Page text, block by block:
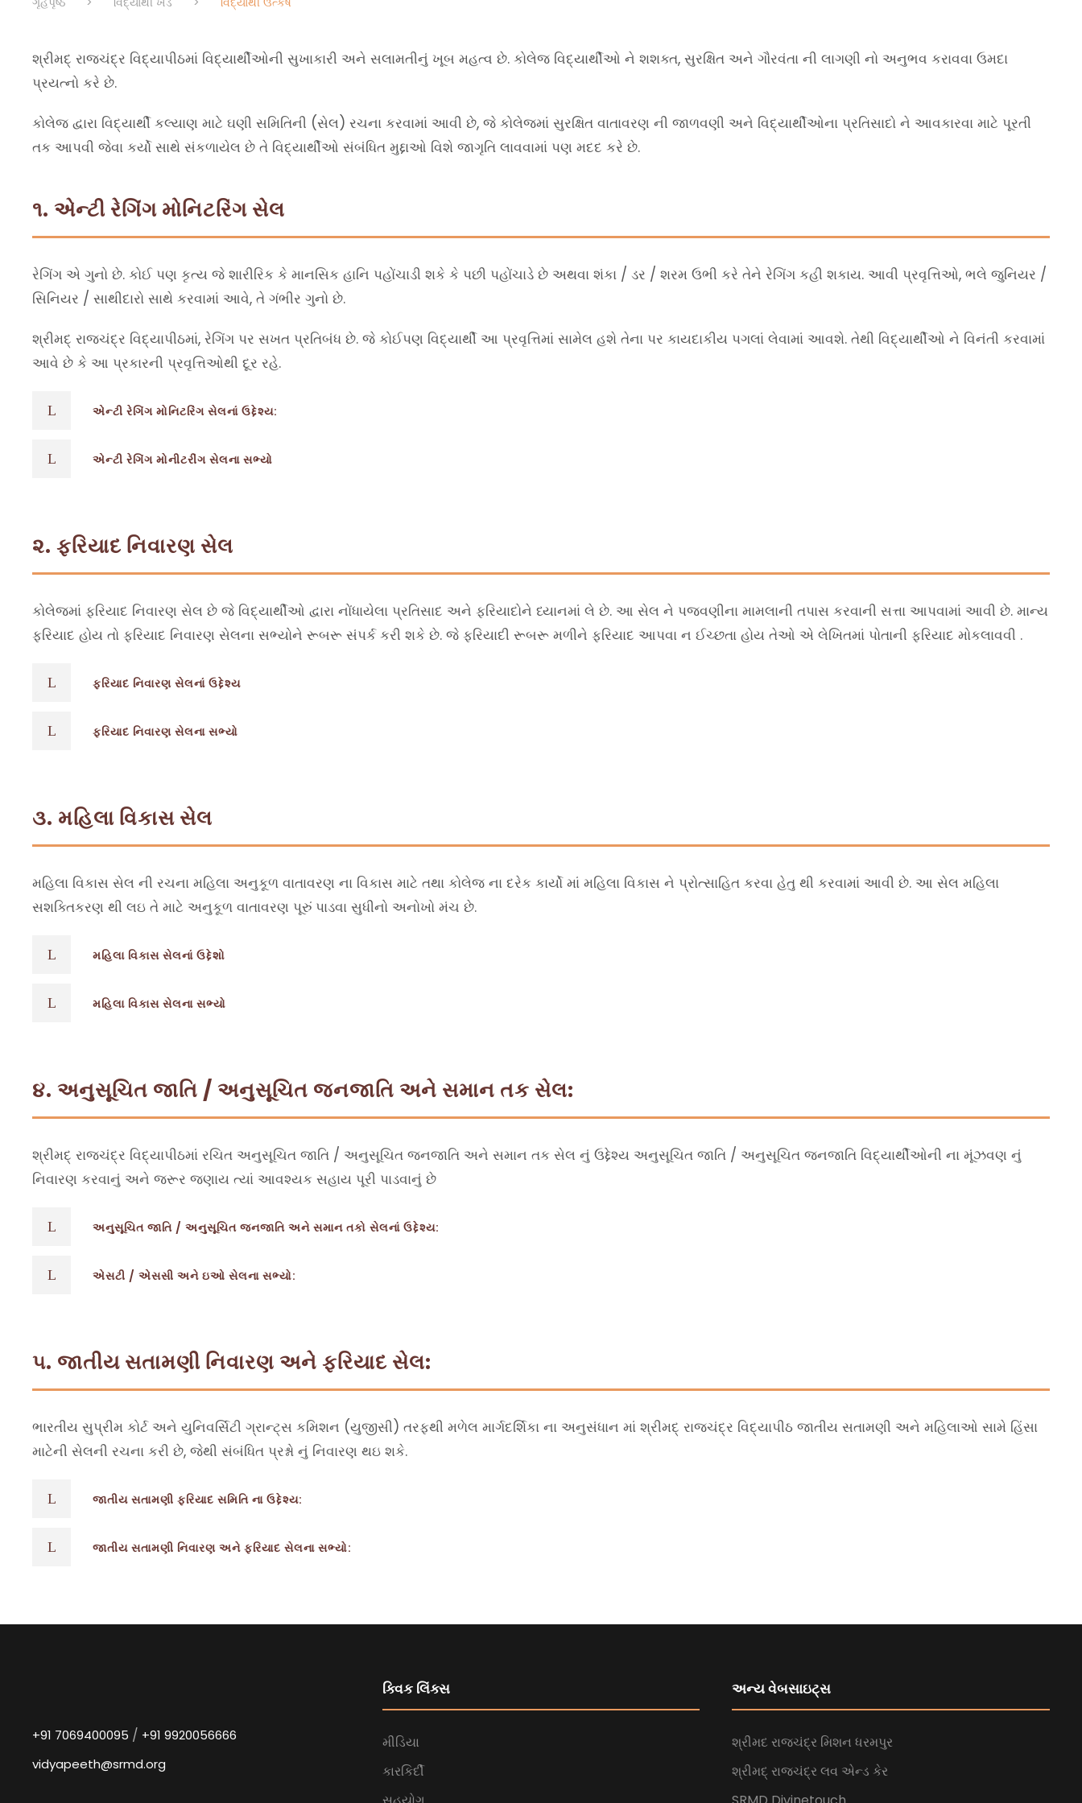
શ્રીમદ્ રાજચંદ્ર વિદ્યાપીઠમાં વિદ્યાર્થીઓની સુખાકારી અને સલામતીનું ખૂબ મહત્વ છે. કોલેજ વિદ્યાર્થીઓ ને શશક્ત, સુરક્ષિત અને ગૌરવંતા ની લાગણી નો અનુભવ કરાવવા ઉમદા
પ્રયત્નો કરે છે.
કોલેજ દ્વારા વિદ્યાર્થી કલ્યાણ માટે ઘણી સમિતિની (સેલ) રચના કરવામાં આવી છે, જે કોલેજમાં સુરક્ષિત વાતાવરણ ની જાળવણી અને વિદ્યાર્થીઓના પ્રતિસાદો ને આવકારવા માટે પૂરતી
તક આપવી જેવા કર્યો સાથે સંકળાયેલ છે તે વિદ્યાર્થીઓ સંબંધિત મુદ્દાઓ વિશે જાગૃતિ લાવવામાં પણ મદદ કરે છે.
૧. એન્ટી રેગિંગ મોનિટરિંગ સેલ
રેગિંગ એ ગુનો છે. કોઈ પણ કૃત્ય જે શારીરિક કે માનસિક હાનિ પહોંચાડી શકે કે પછી પહોંચાડે છે અથવા શંકા / ડર / શરમ ઉભી કરે તેને રેગિંગ કહી શકાય. આવી પ્રવૃત્તિઓ, ભલે જુનિયર /
સિનિયર / સાથીદારો સાથે કરવામાં આવે, તે ગંભીર ગુનો છે.
શ્રીમદ્ રાજચંદ્ર વિદ્યાપીઠમાં, રેગિંગ પર સખત પ્રતિબંધ છે. જે કોઈપણ વિદ્યાર્થી આ પ્રવૃત્તિમાં સામેલ હશે તેના પર કાયદાકીય પગલાં લેવામાં આવશે. તેથી વિદ્યાર્થીઓ ને વિનંતી કરવામાં
આવે છે કે આ પ્રકારની પ્રવૃત્તિઓથી દૂર રહે.
એન્ટી રેગિંગ મોનિટરિંગ સેલનાં ઉદ્દેશ્ય:
એન્ટી રેગિંગ મોનીટરીંગ સેલના સભ્યો
૨. ફરિયાદ નિવારણ સેલ
કોલેજમાં ફરિયાદ નિવારણ સેલ છે જે વિદ્યાર્થીઓ દ્વારા નોંધાયેલા પ્રતિસાદ અને ફરિયાદોને ધ્યાનમાં લે છે. આ સેલ ને પજવણીના મામલાની તપાસ કરવાની સત્તા આપવામાં આવી છે. માન્ય
ફરિયાદ હોય તો ફરિયાદ નિવારણ સેલના સભ્યોને રૂબરૂ સંપર્ક કરી શકે છે. જે ફરિયાદી રૂબરૂ મળીને ફરિયાદ આપવા ન ઈચ્છતા હોય તેઓ એ લેખિતમાં પોતાની ફરિયાદ મોકલાવવી .
ફરિયાદ નિવારણ સેલનાં ઉદ્દેશ્ય
ફરિયાદ નિવારણ સેલના સભ્યો
૩. મહિલા વિકાસ સેલ
મહિલા વિકાસ સેલ ની રચના મહિલા અનુકૂળ વાતાવરણ ના વિકાસ માટે તથા કોલેજ ના દરેક કાર્યો માં મહિલા વિકાસ ને પ્રોત્સાહિત કરવા હેતુ થી કરવામાં આવી છે. આ સેલ મહિલા
સશક્તિકરણ થી લઇ તે માટે અનુકૂળ વાતાવરણ પૂરું પાડવા સુધીનો અનોખો મંચ છે.
મહિલા વિકાસ સેલનાં ઉદ્દેશો
મહિલા વિકાસ સેલના સભ્યો
૪. અનુસૂચિત જાતિ / અનુસૂચિત જનજાતિ અને સમાન તક સેલ:
શ્રીમદ્ રાજચંદ્ર વિદ્યાપીઠમાં રચિત અનુસૂચિત જાતિ / અનુસૂચિત જનજાતિ અને સમાન તક સેલ નું ઉદ્દેશ્ય અનુસૂચિત જાતિ / અનુસૂચિત જનજાતિ વિદ્યાર્થીઓની ના મૂંઝવણ નું
નિવારણ કરવાનું અને જરૂર જણાય ત્યાં આવશ્યક સહાય પૂરી પાડવાનું છે
અનુસૂચિત જાતિ / અનુસૂચિત જનજાતિ અને સમાન તકો સેલનાં ઉદ્દેશ્ય:
એસટી / એસસી અને ઇઓ સેલના સભ્યો:
૫. જાતીય સતામણી નિવારણ અને ફરિયાદ સેલ:
ભારતીય સુપ્રીમ કોર્ટ અને યુનિવર્સિટી ગ્રાન્ટ્સ કમિશન (યુજીસી) તરફથી મળેલ માર્ગદર્શિકા ના અનુસંધાન માં શ્રીમદ્ રાજચંદ્ર વિદ્યાપીઠ જાતીય સતામણી અને મહિલાઓ સામે હિંસા
માટેની સેલની રચના કરી છે, જેથી સંબંધિત પ્રશ્નો નું નિવારણ થઇ શકે.
જાતીય સતામણી ફરિયાદ સમિતિ ના ઉદ્દેશ્ય:
જાતીય સતામણી નિવારણ અને ફરિયાદ સેલના સભ્યો:
+91 7069400095 / +91 9920056666
vidyapeeth@srmd.org
ક્વિક લિંક્સ
મીડિયા
કારકિર્દી
અન્ય વેબસાઇટ્સ
શ્રીમદ રાજચંદ્ર મિશન ધરમપુર
શ્રીમદ્ રાજચંદ્ર લવ એન્ડ કેર